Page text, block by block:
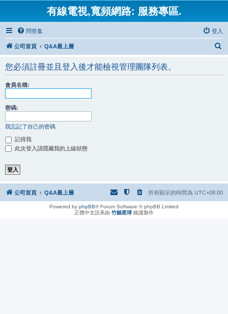
有線電視,寬頻網路: 服務專區.
問答集 登入
公司首頁 Q&A最上層
您必須註冊並且登入後才能檢視管理團隊列表。
會員名稱:
密碼:
我忘記了自己的密碼
記得我
此次登入請隱藏我的上線狀態
公司首頁 Q&A最上層 所有顯示的時間為 UTC+08:00
Powered by phpBB® Forum Software © phpBB Limited
正體中文語系由 竹貓星球 維護製作